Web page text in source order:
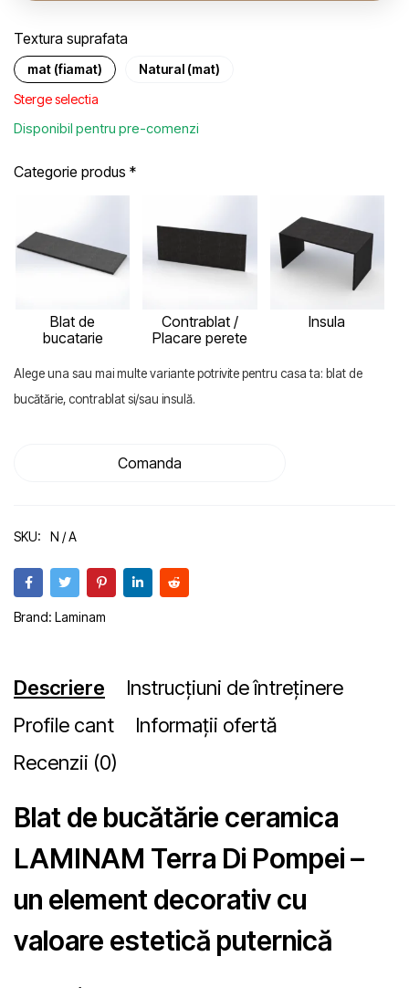
Textura suprafata
mat (fiamat)
Natural (mat)
Sterge selectia
Disponibil pentru pre-comenzi
Categorie produs *
Blat de
bucatarie
Contrablat /
Placare perete
Insula
Alege una sau mai multe variante potrivite pentru casa ta: blat de
bucătărie, contrablat si/sau insulă.
Comanda
SKU: N / A
Brand: Laminam
Descriere
Instrucțiuni de întreținere
Profile cant
Informații ofertă
Recenzii (0)
Blat de bucătărie ceramica
LAMINAM Terra Di Pompei –
un element decorativ cu
valoare estetică puternică